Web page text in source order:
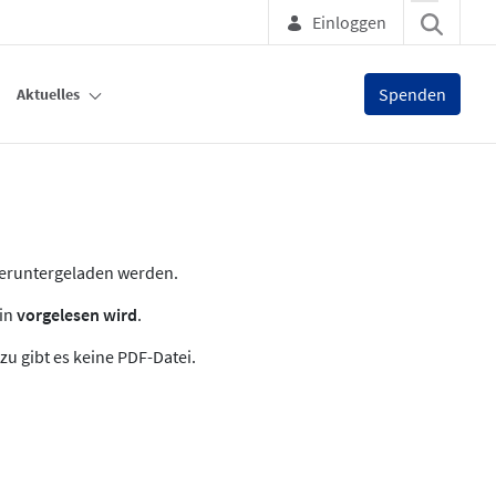
Einloggen
Aktuelles Spenden
werden.
vorgelesen wird.
gibt es keine PDF-Datei.